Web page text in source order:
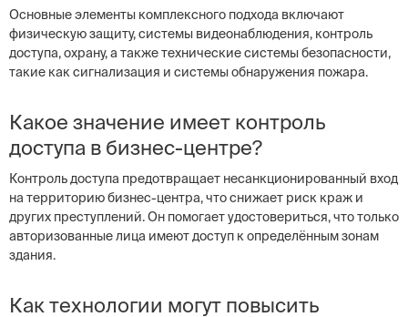
Основные элементы комплексного подхода включают
физическую защиту, системы видеонаблюдения, контроль
доступа, охрану, а также технические системы безопасности,
такие как сигнализация и системы обнаружения пожара.
Какое значение имеет контроль
доступа в бизнес-центре?
Контроль доступа предотвращает несанкционированный вход
на территорию бизнес-центра, что снижает риск краж и
других преступлений. Он помогает удостовериться, что только
авторизованные лица имеют доступ к определённым зонам
здания.
Как технологии могут повысить